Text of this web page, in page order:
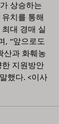
상승하는
치를 통해
대 경매 실
, “앞으로도
산과 화훼농
지원방안
했다. <이사